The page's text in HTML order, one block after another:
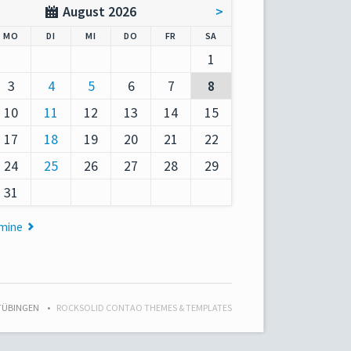
August 2026 >
MO DIENSTAG
MITTWOCH
DO NNERSTAG
FR SA
1
3 4 5 6 7
8
10 11 12 13 14
15
17 18 19 20 21
22
24 25 26 27 28
29
31
ROCKSOLID CONTAO THEMES & TEMPLATES